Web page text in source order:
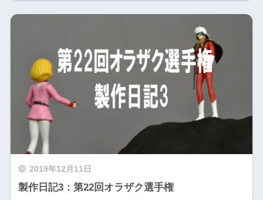
2019年12月11日
製作日記3：第22回オラザク選手権